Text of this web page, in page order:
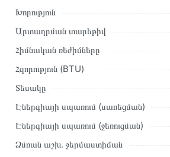
Այս ապրանքը գնելու համար սեղմեք
զամբյուղին»
Կարող եք նաև պատվիրել՝
կոնտակտային համարներին։
Կայքում տվյալ ապրանքի՝ Օդորակիչ
ECO (T) առաքման և վճարման
Խորություն
Արտադրման տարեթիվ
Հիմնական ռեժիմները
Հզորություն (BTU)
Տեսակը
Էներգիայի սպառում (սառեցման)
Էներգիայի սպառում (ջեռուցման)
Ձմռան աշխ․ ջերմաստիճան